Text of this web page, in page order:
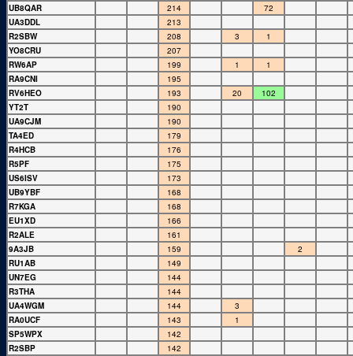
UB8QAR
214
72
UA3DDL
213
R2SBW
208 3
1
YO8CRU
207
RW6AP
199 1
1
RA9CNI
195
RV6HEO
193 20
102
YT2T
190
UA9CJM
190
TA4ED
179
R4HCB
176
R5PF
175
US6ISV
173
UB9YBF
168
R7KGA
168
EU1XD
166
R2ALE
161
9A3JB
159
2
RU1AB
149
UN7EG
144
R3THA
144
UA4WGM
144
3
RA0UCF
143
1
SP5WPX
142
R2SBP
142